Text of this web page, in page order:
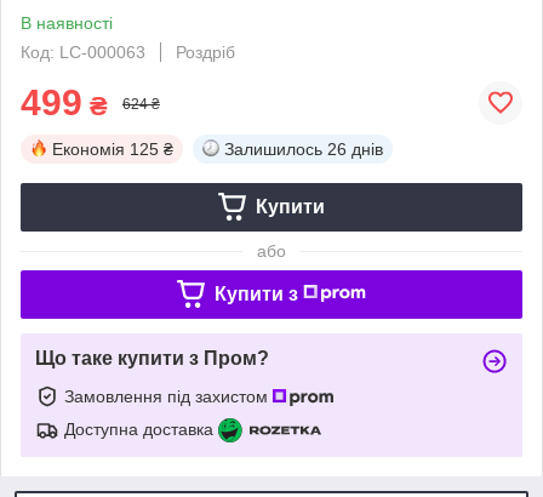
В наявності
Код: LC-000063
Роздріб
499 ₴ 624 ₴
Економія 125 ₴ Залишилось 26 днів
Купити
або
Купити з
Що таке купити з Пром?
Замовлення під захистом
Доступна доставка